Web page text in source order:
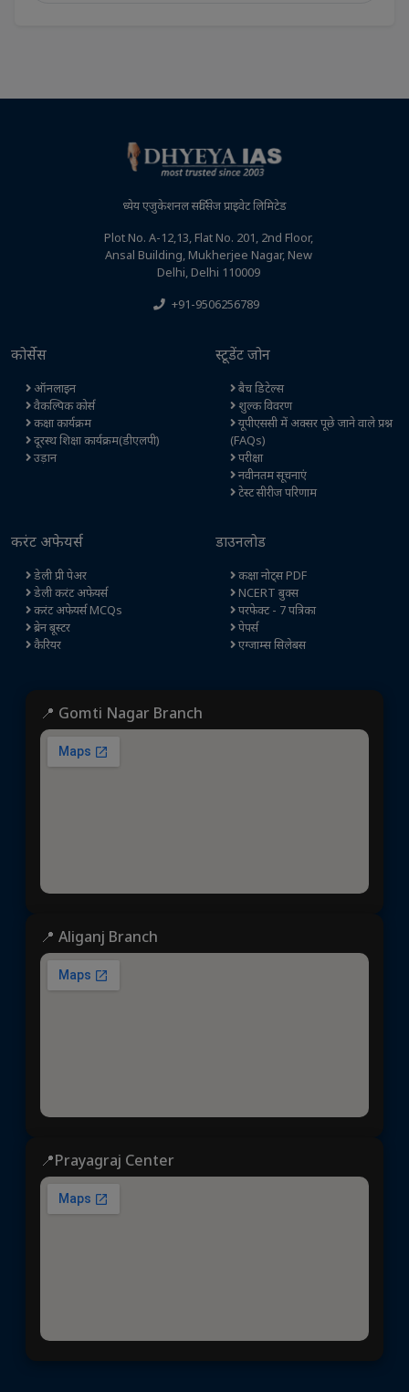
ध्येय एजुकेशनल सर्विसेज प्राइवेट लिमिटेड
Plot No. A-12,13, Flat No. 201, 2nd Floor,
Ansal Building, Mukherjee Nagar, New
Delhi, Delhi 110009
+91-9506256789
कोर्सेस
ऑनलाइन
वैकल्पिक कोर्स
कक्षा कार्यक्रम
दूरस्थ शिक्षा कार्यक्रम(डीएलपी)
उड़ान
स्टूडेंट जोन
बैच डिटेल्स
शुल्क विवरण
यूपीएससी में अक्सर पूछे जाने वाले प्रश्न
(FAQs)
परीक्षा
नवीनतम सूचनाएं
टेस्ट सीरीज परिणाम
करंट अफेयर्स
डेली प्री पेअर
डेली करंट अफेयर्स
करंट अफेयर्स MCQs
ब्रेन बूस्टर
कैरियर
डाउनलोड
कक्षा नोट्स PDF
NCERT बुक्स
परफेक्ट - 7 पत्रिका
पेपर्स
एग्जाम्स सिलेबस
📍 Gomti Nagar Branch
📍 Aliganj Branch
📍Prayagraj Center